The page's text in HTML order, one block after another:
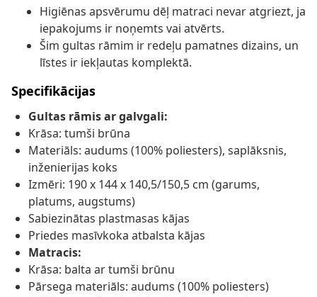
Higiēnas apsvērumu dēļ matraci nevar atgriezt, ja
iepakojums ir noņemts vai atvērts.
Šim gultas rāmim ir redeļu pamatnes dizains, un
līstes ir iekļautas komplektā.
Specifikācijas
Gultas rāmis ar galvgali:
Krāsa: tumši brūna
Materiāls: audums (100% poliesters), saplāksnis,
inženierijas koks
Izmēri: 190 x 144 x 140,5/150,5 cm (garums,
platums, augstums)
Sabiezinātas plastmasas kājas
Priedes masīvkoka atbalsta kājas
Matracis:
Krāsa: balta ar tumši brūnu
Pārsega materiāls: audums (100% poliesters)